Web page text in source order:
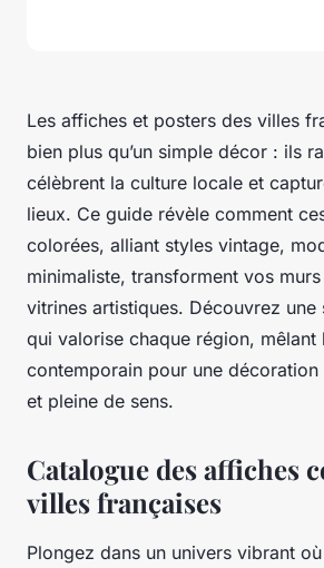
Les affiches et posters des villes
bien plus qu’un simple décor : ils
célèbrent la culture locale et
lieux. Ce guide révèle comment
colorées, alliant styles vintage,
minimaliste, transforment vos
vitrines artistiques. Découvrez une
qui valorise chaque région, mêlant
contemporain pour une
et pleine de sens.
Catalogue des affiches
villes françaises
Plongez dans un univers vibrant